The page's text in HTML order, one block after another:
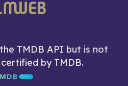
TMDB API but is not
by TMDB.